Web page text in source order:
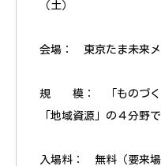
（土）
会場： 東京たま未来
規 模： 「ものづくり
「地域資源」の４分野
入場料： 無料（要来場